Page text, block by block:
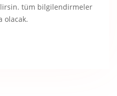
tüm bilgilendirmeler
olacak.